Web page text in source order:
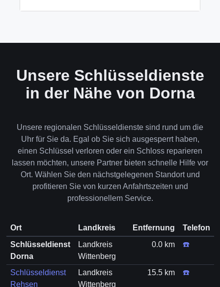
Unsere Schlüsseldienste
in der Nähe von Dorna
Unsere regionalen Schlüsseldienste sind rund um die
Uhr für Sie da. Egal ob Sie sich ausgesperrt haben,
einen Schlüssel verloren oder ein Schloss reparieren
lassen möchten, unsere Partner bieten schnelle Hilfe vor
Ort. Wählen Sie den nächstgelegenen Standort und
profitieren Sie von kurzen Anfahrtszeiten und
professionellem Service.
Ort Landkreis Entfernung
Telefon
Schlüsseldienst
Dorna
Landkreis
Wittenberg
0.0 km ☎️
Schlüsseldienst
Rehsen
Landkreis
Wittenberg
15.5 km ☎️